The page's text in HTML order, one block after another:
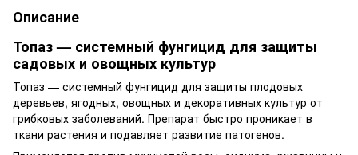
Описание
Топаз — системный фунгицид для защиты
садовых и овощных культур
Топаз — системный фунгицид для защиты плодовых
деревьев, ягодных, овощных и декоративных культур от
грибковых заболеваний. Препарат быстро проникает в
ткани растения и подавляет развитие патогенов.